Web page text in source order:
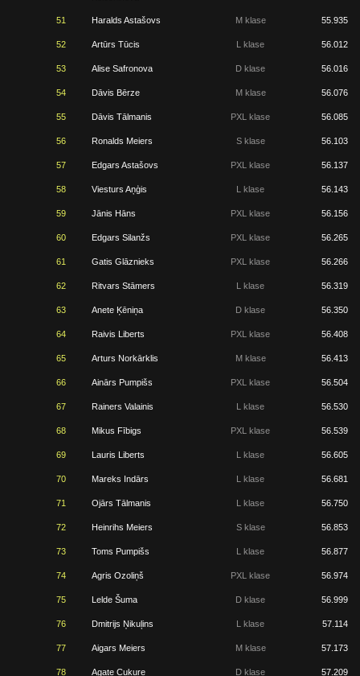
51 Haralds Astašovs M klase 55.935
52 Artūrs Tūcis L klase 56.012
53 Alise Safronova D klase 56.016
54 Dāvis Bērze M klase 56.076
55 Dāvis Tālmanis PXL klase 56.085
56 Ronalds Meiers S klase 56.103
57 Edgars Astašovs PXL klase 56.137
58 Viesturs Aņģis L klase 56.143
59 Jānis Hāns PXL klase 56.156
60 Edgars Silanžs PXL klase 56.265
61 Gatis Glāznieks PXL klase 56.266
62 Ritvars Stāmers L klase 56.319
63 Anete Ķēniņa D klase 56.350
64 Raivis Liberts PXL klase 56.408
65 Arturs Norkārklis M klase 56.413
66 Ainārs Pumpišs PXL klase 56.504
67 Rainers Valainis L klase 56.530
68 Mikus Fībigs PXL klase 56.539
69 Lauris Liberts L klase 56.605
70 Mareks Indārs L klase 56.681
71 Ojārs Tālmanis L klase 56.750
72 Heinrihs Meiers S klase 56.853
73 Toms Pumpišs L klase 56.877
74 Agris Ozoliņš PXL klase 56.974
75 Lelde Šuma D klase 56.999
76 Dmitrijs Ņikuļins L klase 57.114
77 Aigars Meiers M klase 57.173
78 Agate Cukure D klase 57.209